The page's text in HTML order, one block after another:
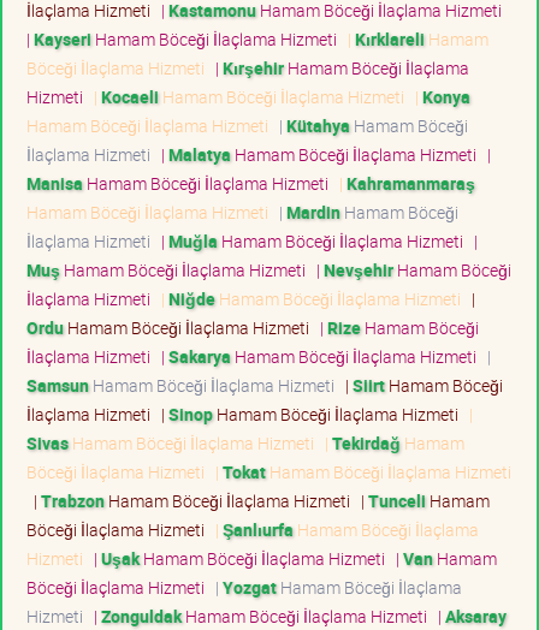
İlaçlama Hizmeti | KastamonuHamam Böceği İlaçlama Hizmeti
| Kayseri Hamam Böceği İlaçlama Hizmeti | Kırklareli Hamam
Böceği İlaçlama Hizmeti | KırşehirHamam Böceği İlaçlama
Hizmeti | Kocaeli Hamam Böceği İlaçlama Hizmeti | Konya
Hamam Böceği İlaçlama Hizmeti | Kütahya Hamam Böceği
İlaçlama Hizmeti | Malatya Hamam Böceği İlaçlama Hizmeti |
Manisa Hamam Böceği İlaçlama Hizmeti | Kahramanmaraş
Hamam Böceği İlaçlama Hizmeti | MardinHamam Böceği
İlaçlama Hizmeti | Muğla Hamam Böceği İlaçlama Hizmeti |
Muş Hamam Böceği İlaçlama Hizmeti | NevşehirHamam Böceği
İlaçlama Hizmeti | NiğdeHamam Böceği İlaçlama Hizmeti |
OrduHamam Böceği İlaçlama Hizmeti | RizeHamam Böceği
İlaçlama Hizmeti | Sakarya Hamam Böceği İlaçlama Hizmeti |
SamsunHamam Böceği İlaçlama Hizmeti | SiirtHamam Böceği
İlaçlama Hizmeti | SinopHamam Böceği İlaçlama Hizmeti |
SivasHamam Böceği İlaçlama Hizmeti | Tekirdağ Hamam
Böceği İlaçlama Hizmeti | TokatHamam Böceği İlaçlama Hizmeti
| TrabzonHamam Böceği İlaçlama Hizmeti | Tunceli Hamam
Böceği İlaçlama Hizmeti | Şanlıurfa Hamam Böceği İlaçlama
Hizmeti | UşakHamam Böceği İlaçlama Hizmeti | VanHamam
Böceği İlaçlama Hizmeti | YozgatHamam Böceği İlaçlama
Hizmeti | ZonguldakHamam Böceği İlaçlama Hizmeti | Aksaray